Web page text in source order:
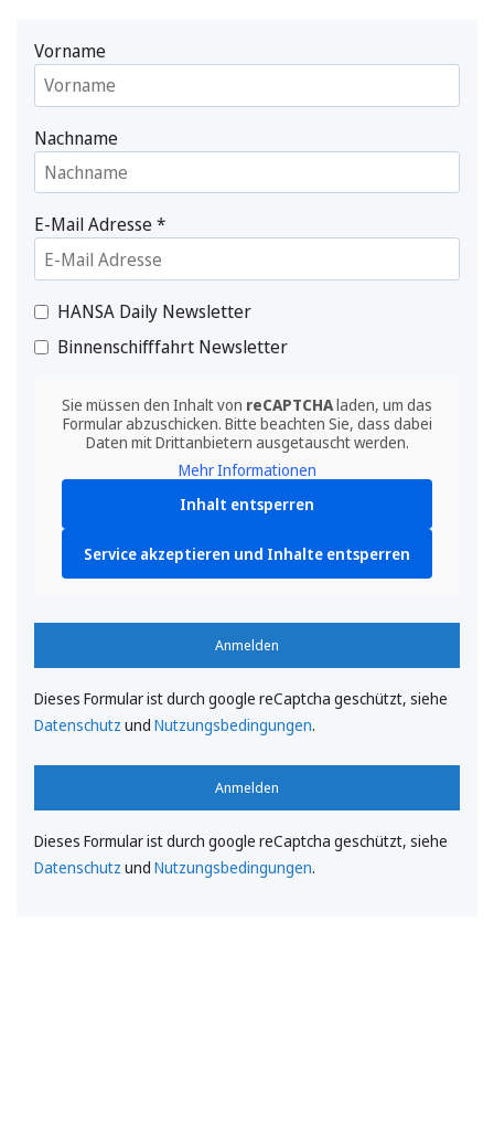
Vorname
Nachname
E-Mail Adresse*
HANSA Daily Newsletter
Binnenschifffahrt Newsletter
Sie müssen den Inhalt von reCAPTCHAladen, um das
Formular abzuschicken. Bitte beachten Sie, dass dabei
Daten mit Drittanbietern ausgetauscht werden.
Mehr Informationen
Inhalt entsperren
Service akzeptieren und Inhalte entsperren
Anmelden
Dieses Formular ist durch google reCaptcha geschützt, siehe
Datenschutz und Nutzungsbedingungen.
Anmelden
Dieses Formular ist durch google reCaptcha geschützt, siehe
Datenschutz und Nutzungsbedingungen.